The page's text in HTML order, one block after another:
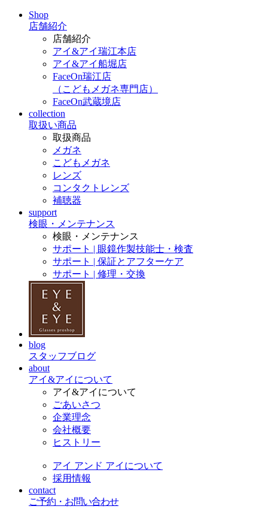
Shop
店舗紹介
店舗紹介
アイ&アイ瑞江本店
アイ&アイ船堀店
FaceOn瑞江店
（こどもメガネ専門店）
FaceOn武蔵境店
collection
取扱い商品
取扱商品
メガネ
こどもメガネ
レンズ
コンタクトレンズ
補聴器
support
検眼・メンテナンス
検眼・メンテナンス
サポート | 眼鏡作製技能士・検査
サポート | 保証とアフターケア
サポート | 修理・交換
blog
スタッフブログ
about
アイ&アイについて
アイ&アイについて
ごあいさつ
企業理念
会社概要
ヒストリー
アイ アンド アイについて
採用情報
contact
ご予約・お問い合わせ